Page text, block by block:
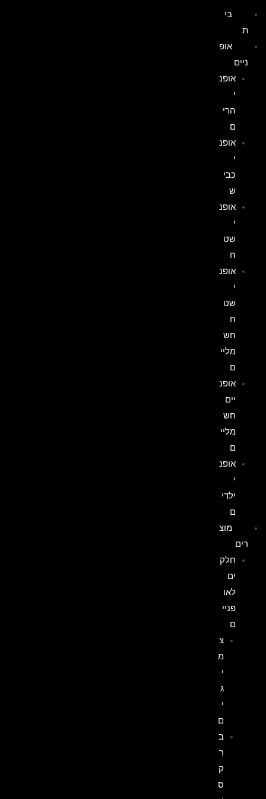
בי
ת
אופ
ניים
אופנ
י
הרי
ם
אופנ
י
כבי
ש
אופנ
י
שט
ח
אופנ
י
שט
ח
חש
מליי
ם
אופנ
יים
חש
מליי
ם
אופנ
י
ילדי
ם
מוצ
רים
חלק
ים
לאו
פניי
ם
צ
מ
י
ג
י
ם
ב
ר
ק
ס